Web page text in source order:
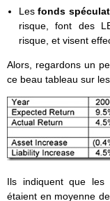
Lesfonds
risque, font des
risque, et visent
Alors, regardons un
ce beau tableau sur
Ils indiquent que les
étaient en moyenne